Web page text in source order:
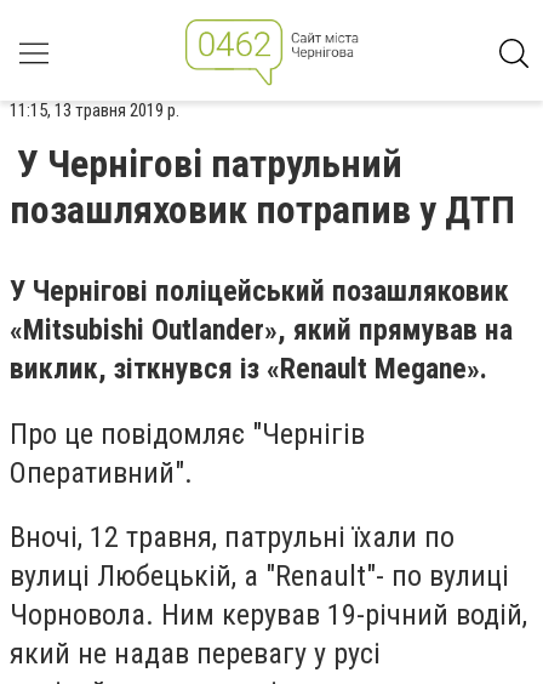
11:15, 13 травня 2019 р.
У Чернігові патрульний
позашляховик потрапив у ДТП
У Чернігові поліцейський позашляковик
«Mitsubishi Outlander», який прямував на
виклик, зіткнувся із «Renault Mеgane».
Про це повідомляє "Чернігів
Оперативний".
Вночі, 12 травня, патрульні їхали по
вулиці Любецькій, а "Renault"- по вулиці
Чорновола. Ним керував 19-річний водій,
який не надав перевагу у русі